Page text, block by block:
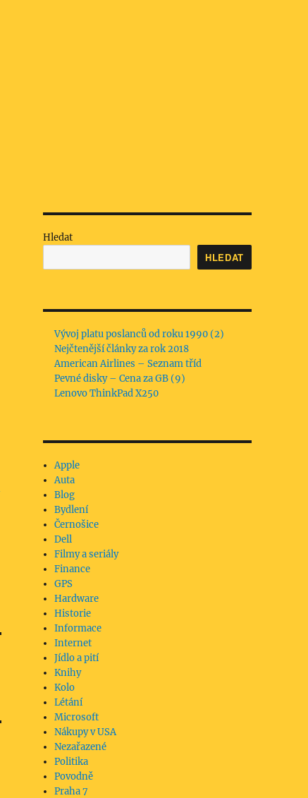
Hledat
HLEDAT
Vývoj platu poslanců od roku 1990 (2)
Nejčtenější články za rok 2018
American Airlines – Seznam tříd
Pevné disky – Cena za GB (9)
Lenovo ThinkPad X250
Apple
Auta
Blog
Bydlení
Černošice
Dell
Filmy a seriály
Finance
GPS
Hardware
Historie
Informace
Internet
Jídlo a pití
Knihy
Kolo
Létání
Microsoft
Nákupy v USA
Nezařazené
Politika
Povodně
Praha 7